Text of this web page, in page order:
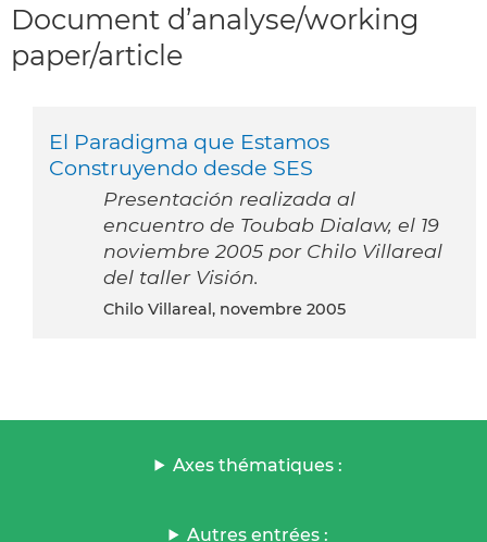
Document d’analyse/working
paper/article
El Paradigma que Estamos
Construyendo desde SES
Presentación realizada al
encuentro de Toubab Dialaw, el 19
noviembre 2005 por Chilo Villareal
del taller Visión.
Chilo Villareal, novembre 2005
Axes thématiques :
Autres entrées :